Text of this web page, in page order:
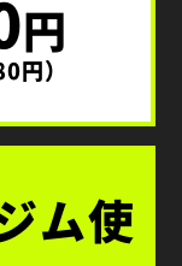
円
円）
ム使